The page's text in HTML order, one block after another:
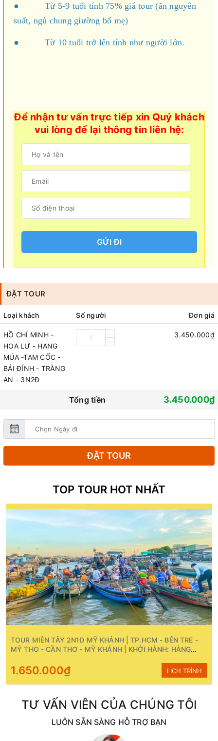
● Từ 5-9 tuổi tính 75% giá tour (ăn nguyên
suất, ngủ chung giường bố mẹ)
● Từ 10 tuổi trở lên tính như người lớn.
Để nhận tư vấn trực tiếp xin Quý khách
vui lòng để lại thông tin liên hệ:
GỬI ĐI
ĐẶT TOUR
Loại khách Số người Đơn giá
HỒ CHÍ MINH -
HOA LƯ - HANG
MÚA -TAM CỐC -
BÁI ĐÍNH - TRÀNG
AN - 3N2Đ
3.450.000₫
Tổng tiền 3.450.000₫
ĐẶT TOUR
TOP TOUR HOT NHẤT
TOUR MIỀN TÂY 2N1Đ MỸ KHÁNH | TP.HCM - BẾN TRE -
MỸ THO - CẦN THƠ - MỸ KHÁNH | KHỞI HÀNH: HÀNG
1.650.000₫ LỊCH TRÌNH
TƯ VẤN VIÊN CỦA CHÚNG TÔI
LUÔN SẴN SÀNG HỖ TRỢ BẠN